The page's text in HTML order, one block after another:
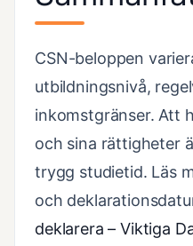
CSN-beloppen
utbildningsnivå,
inkomstgränser. Att
och sina rättigheter
trygg studietid. Läs
och
deklarera – Viktiga